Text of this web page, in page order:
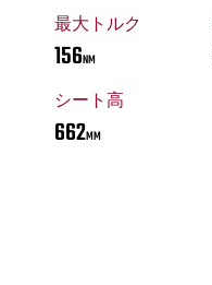
最大トルク
156NM
シート高
662MM